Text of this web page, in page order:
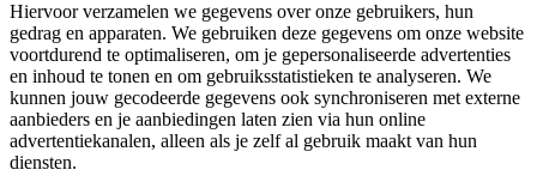
Hiervoor verzamelen we gegevens over onze gebruikers, hun
gedrag en apparaten. We gebruiken deze gegevens om onze website
voortdurend te optimaliseren, om je gepersonaliseerde advertenties
en inhoud te tonen en om gebruiksstatistieken te analyseren. We
kunnen jouw gecodeerde gegevens ook synchroniseren met externe
aanbieders en je aanbiedingen laten zien via hun online
advertentiekanalen, alleen als je zelf al gebruik maakt van hun
diensten.